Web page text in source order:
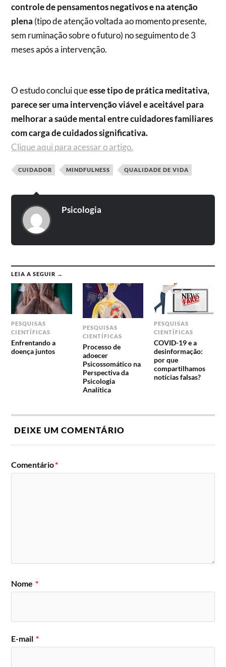
controle de pensamentos negativos e na atenção
plena (tipo de atenção voltada ao momento presente,
sem ruminação sobre o futuro) no seguimento de 3
meses após a intervenção.
O estudo conclui queesse tipo de prática meditativa,
parece ser uma intervenção viável e aceitável para
melhorar a saúde mental entre cuidadores familiares
com carga de cuidados significativa.
Clique aqui para acessar o artigo.
CUIDADOR MINDFULNESS QUALIDADE DE VIDA
Psicologia
LEIA A SEGUIR →
PESQUISAS
CIENTÍFICAS
Enfrentando a
doença juntos
PESQUISAS
CIENTÍFICAS
Processo de
adoecer
Psicossomático na
Perspectiva da
Psicologia
Analítica
PESQUISAS
CIENTÍFICAS
COVID-19 e a
desinformação:
por que
compartilhamos
notícias falsas?
DEIXE UM COMENTÁRIO
Comentário*
Nome *
E-mail *